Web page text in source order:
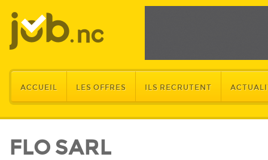
ACCUEIL LES OFFRES ILS RECRUTENT
FLO SARL